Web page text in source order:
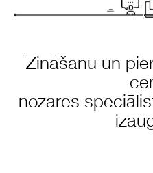
Zināšanu un
nozares